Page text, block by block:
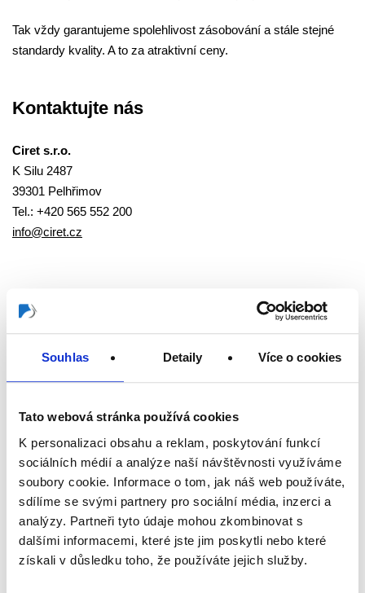
Souhlas Detaily Více o cookies
Tato webová stránka používá cookies
K personalizaci obsahu a reklam, poskytování funkcí
sociálních médií a analýze naší návštěvnosti využíváme
soubory cookie. Informace o tom, jak náš web používáte,
sdílíme se svými partnery pro sociální média, inzerci a
analýzy. Partneři tyto údaje mohou zkombinovat s
dalšími informacemi, které jste jim poskytli nebo které
získali v důsledku toho, že používáte jejich služby.
Tak vždy garantujeme spolehlivost zásobování a stále stejné
standardy kvality. A to za atraktivní ceny.
Kontaktujte nás
Ciret s.r.o.
K Silu 2487
39301 Pelhřimov
Tel.: +420 565 552 200
info@ciret.cz
Náš katalog WESTEX